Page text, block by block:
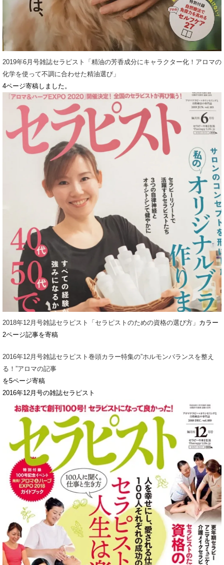
2019年6月号雑誌セラピスト「精油の芳香成分にキャラクター化！アロマの
化学を使って不調に合わせた精油選び」
4ページ寄稿しました。
2018年12月号雑誌セラピスト「セラピストのための資格の選び方」 カラー
2ページ記事を寄稿
2016年12月号雑誌セラピスト巻頭カラー特集の”ホルモンバランスを整え
る！”アロマの記事
を5ページ寄稿
2016年12月号の雑誌セラピスト